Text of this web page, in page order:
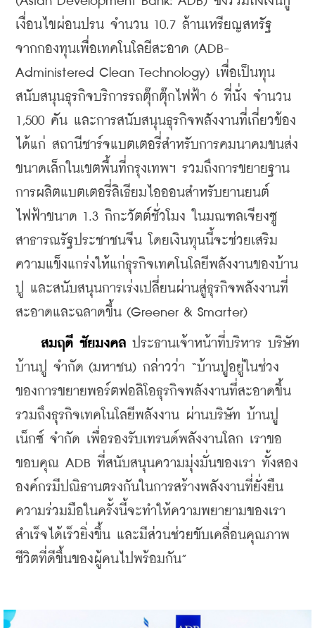
เงื่อนไขผ่อนปรน จำนวน 10.7 ล้านเหรียญสหรัฐ
จากกองทุนเพื่อเทคโนโลยีสะอาด (ADB-
Administered Clean Technology) เพื่อเป็นทุน
สนับสนุนธุรกิจบริการรถตุ๊กตุ๊กไฟฟ้า 6 ที่นั่ง จำนวน
1,500 คัน และการสนับสนุนธุรกิจพลังงานที่เกี่ยวข้อง
ได้แก่ สถานีชาร์จแบตเตอรี่สำหรับการคมนาคมขนส่ง
ขนาดเล็กในเขตพื้นที่กรุงเทพฯ รวมถึงการขยายฐาน
การผลิตแบตเตอรี่ลิเธียมไอออนสำหรับยานยนต์
ไฟฟ้าขนาด 1.3 กิกะวัตต์ชั่วโมง ในมณฑลเจียงซู
สาธารณรัฐประชาชนจีน โดยเงินทุนนี้จะช่วยเสริม
ความแข็งแกร่งให้แก่ธุรกิจเทคโนโลยีพลังงานของบ้าน
ปู และสนับสนุนการเร่งเปลี่ยนผ่านสู่ธุรกิจพลังงานที่
สะอาดและฉลาดขึ้น (Greener & Smarter)
สมฤดี ชัยมงคล ประธานเจ้าหน้าที่บริหาร บริษัท
บ้านปู จำกัด (มหาชน) กล่าวว่า “บ้านปูอยู่ในช่วง
ของการขยายพอร์ตฟอลิโอธุรกิจพลังงานที่สะอาดขึ้น
รวมถึงธุรกิจเทคโนโลยีพลังงาน ผ่านบริษัท บ้านปู
เน็กซ์ จำกัด เพื่อรองรับเทรนด์พลังงานโลก เราขอ
ขอบคุณ ADB ที่สนับสนุนความมุ่งมั่นของเรา ทั้งสอง
องค์กรมีปณิธานตรงกันในการสร้างพลังงานที่ยั่งยืน
ความร่วมมือในครั้งนี้จะทำให้ความพยายามของเรา
สำเร็จได้เร็วยิ่งขึ้น และมีส่วนช่วยขับเคลื่อนคุณภาพ
ชีวิตที่ดีขึ้นของผู้คนไปพร้อมกัน”